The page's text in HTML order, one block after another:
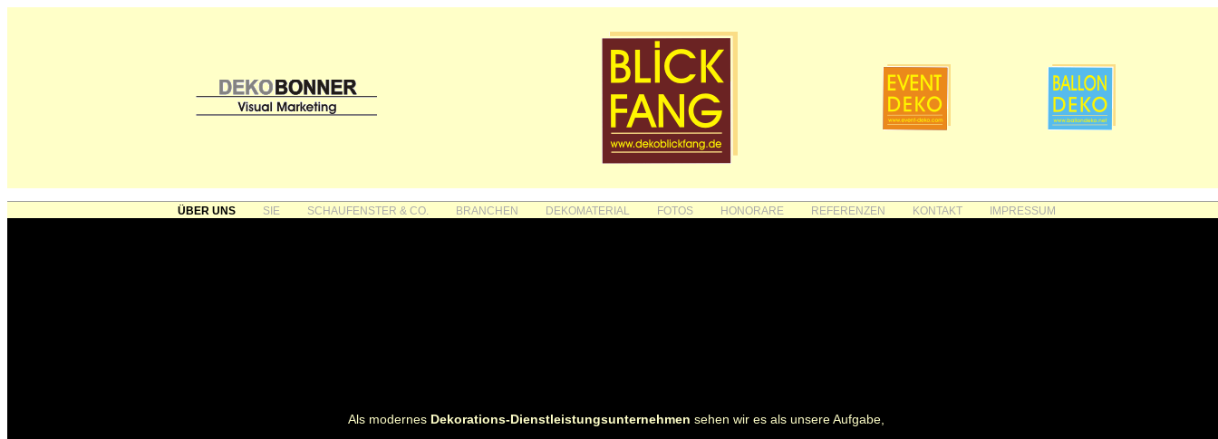
ÜBER UNS SIE SCHAUFENSTER & CO. BRANCHEN DEKOMATERIAL FOTOS HONORARE REFERENZEN KONTAKT IMPRESSUM
Als modernes Dekorations-Dienstleistungsunternehmen sehen wir es als unsere Aufgabe,